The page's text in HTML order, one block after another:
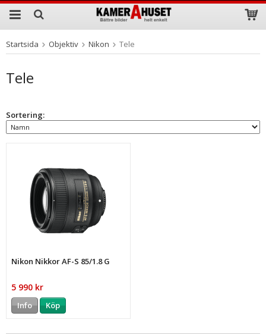
Produkten har blivit tillagd i varukorgen
Startsida Objektiv Nikon Tele
Tele
Sortering:
Nikon Nikkor AF-S 85/1.8 G
5 990 kr
Info Köp